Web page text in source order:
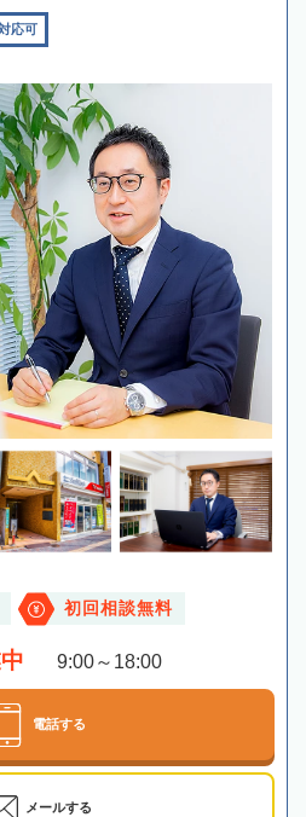
応可
初回相談無料
9:00～18:00
電話する
メールする